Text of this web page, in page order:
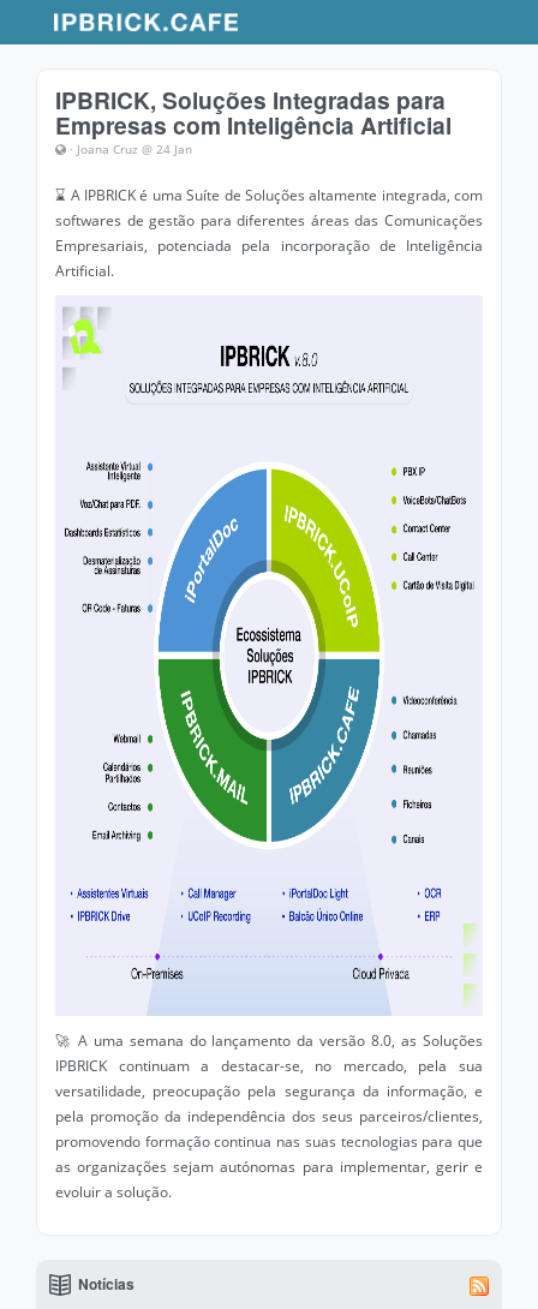
IPBRICK, Soluções Integradas para
Empresas com Inteligência Artificial
· Joana Cruz @ 24 Jan
⌛ A IPBRICK é uma Suíte de Soluções altamente integrada, com
softwares de gestão para diferentes áreas das Comunicações
Empresariais, potenciada pela incorporação de Inteligência
Artificial.
🚀 A uma semana do lançamento da versão 8.0, as Soluções
IPBRICK continuam a destacar-se, no mercado, pela sua
versatilidade, preocupação pela segurança da informação, e
pela promoção da independência dos seus parceiros/clientes,
promovendo formação continua nas suas tecnologias para que
as organizações sejam autónomas para implementar, gerir e
evoluir a solução.
Notícias